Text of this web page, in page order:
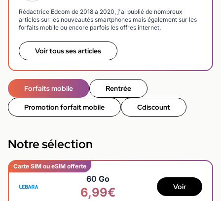
Rédactrice Edcom de 2018 à 2020, j'ai publié de nombreux
articles sur les nouveautés smartphones mais également sur les
forfaits mobile ou encore parfois les offres internet.
Voir tous ses articles
Forfaits mobile Rentrée
Promotion forfait mobile Cdiscount
Notre sélection
Carte SIM ou eSIM offerte
60 Go
6,99€ Voir